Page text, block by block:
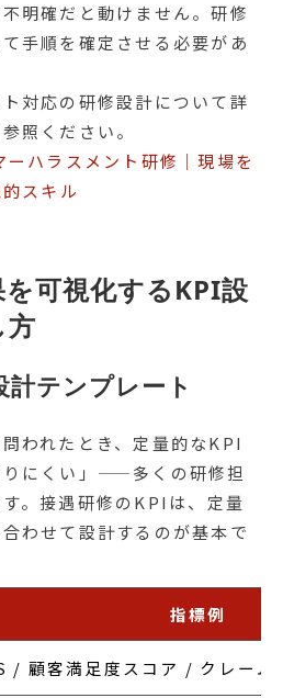
明確だと動けません。研修
手順を確定させる必要があ
対応の研修設計について詳
照ください。
ーハラスメント研修｜現場を
スキル
可視化するKPI設
方
テンプレート
われたとき、定量的なKPI
にくい」——多くの研修担
。接遇研修のKPIは、定量
わせて設計するのが基本で
指標例
/ 顧客満足度スコア / クレーム